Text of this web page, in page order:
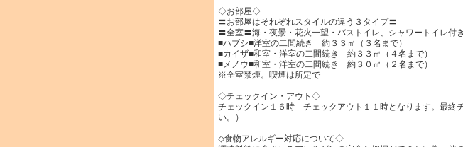
◇お部屋◇
〓お部屋はそれぞれスタイルの違う３タイプ〓
〓全室〓海・夜景・花火一望・バストイレ、シャワートイレ付き
■ハブシ■洋室の二間続き 約３３㎡（３名まで）
■カイザ■和室・洋室の二間続き 約３３㎡（４名まで）
■メノウ■和室・洋室の二間続き 約３０㎡（２名まで）
※全室禁煙。喫煙は所定で
◇チェックイン・アウト◇
チェックイン１６時 チェックアウト１１時となります。最終
い。）
◇食物アレルギー対応について◇